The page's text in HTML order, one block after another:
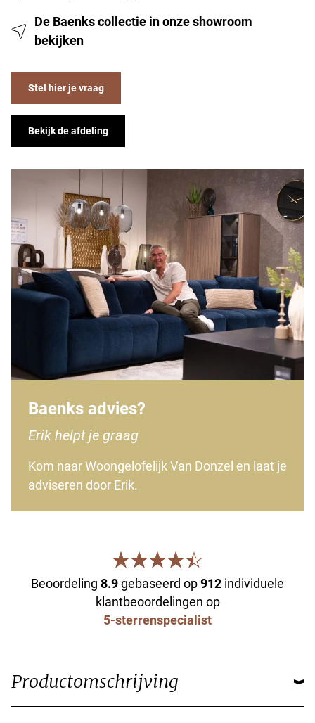
De Baenks collectie in onze showroom
bekijken
Stel hier je vraag
Bekijk de afdeling
Baenks advies?
Erik helpt je graag
Kom naar Woongelofelijk Van Donzel en laat je
adviseren door Erik.
Beoordeling 8.9gebaseerd op912 individuele
klantbeoordelingen op
5-sterrenspecialist
Productomschrijving